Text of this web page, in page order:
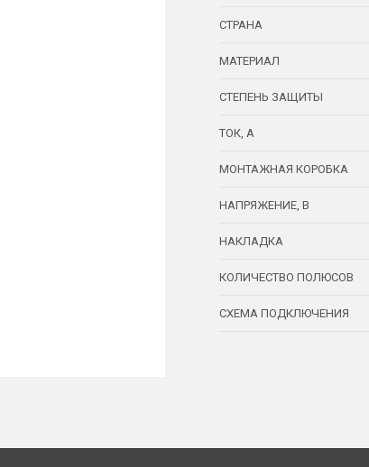
СТРАНА
МАТЕРИАЛ
СТЕПЕНЬ ЗАЩИТЫ
ТОК, А
МОНТАЖНАЯ КОРОБКА
НАПРЯЖЕНИЕ, В
НАКЛАДКА
КОЛИЧЕСТВО ПОЛЮСОВ
СХЕМА ПОДКЛЮЧЕНИЯ